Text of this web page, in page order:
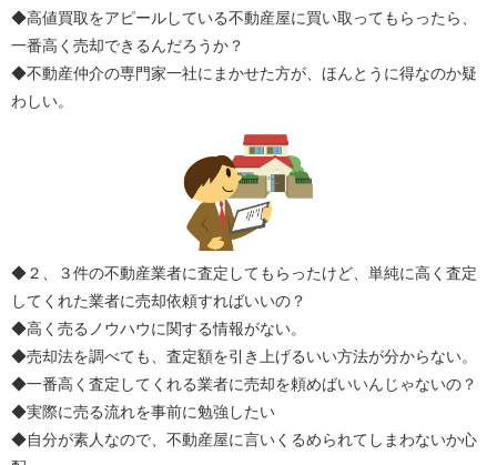
◆高値買取をアピールしている不動産屋に買い取ってもらったら、
一番高く売却できるんだろうか？
◆不動産仲介の専門家一社にまかせた方が、ほんとうに得なのか疑
わしい。
◆２、３件の不動産業者に査定してもらったけど、単純に高く査定
してくれた業者に売却依頼すればいいの？
◆高く売るノウハウに関する情報がない。
◆売却法を調べても、査定額を引き上げるいい方法が分からない。
◆一番高く査定してくれる業者に売却を頼めばいいんじゃないの？
◆実際に売る流れを事前に勉強したい
◆自分が素人なので、不動産屋に言いくるめられてしまわないか心